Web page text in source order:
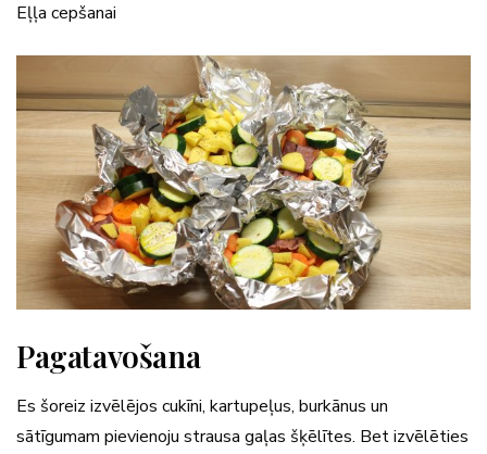
Eļļa cepšanai
Pagatavošana
Es šoreiz izvēlējos cukīni, kartupeļus, burkānus un
sātīgumam pievienoju strausa gaļas šķēlītes. Bet izvēlēties